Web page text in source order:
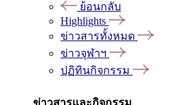
ย้อนกลับ
Highlights
ข่าวสารทั้งหมด
ข่าวจุฬาฯ
ปฏิทินกิจกรรม
ข่าวสารและกิจกรรม